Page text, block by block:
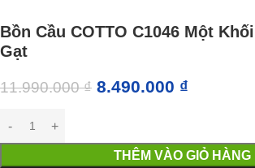
Bồn Cầu COTTO C1046 Một
Gạt
11.990.000₫ 8.490.000 ₫
THÊM VÀO GIỎ HÀNG